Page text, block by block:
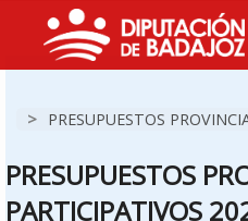
> PRESUPUESTOS
PRESUPUESTOS
PARTICIPATIVOS